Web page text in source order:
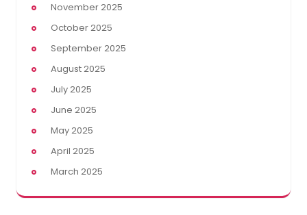
November 2025
October 2025
September 2025
August 2025
July 2025
June 2025
May 2025
April 2025
March 2025